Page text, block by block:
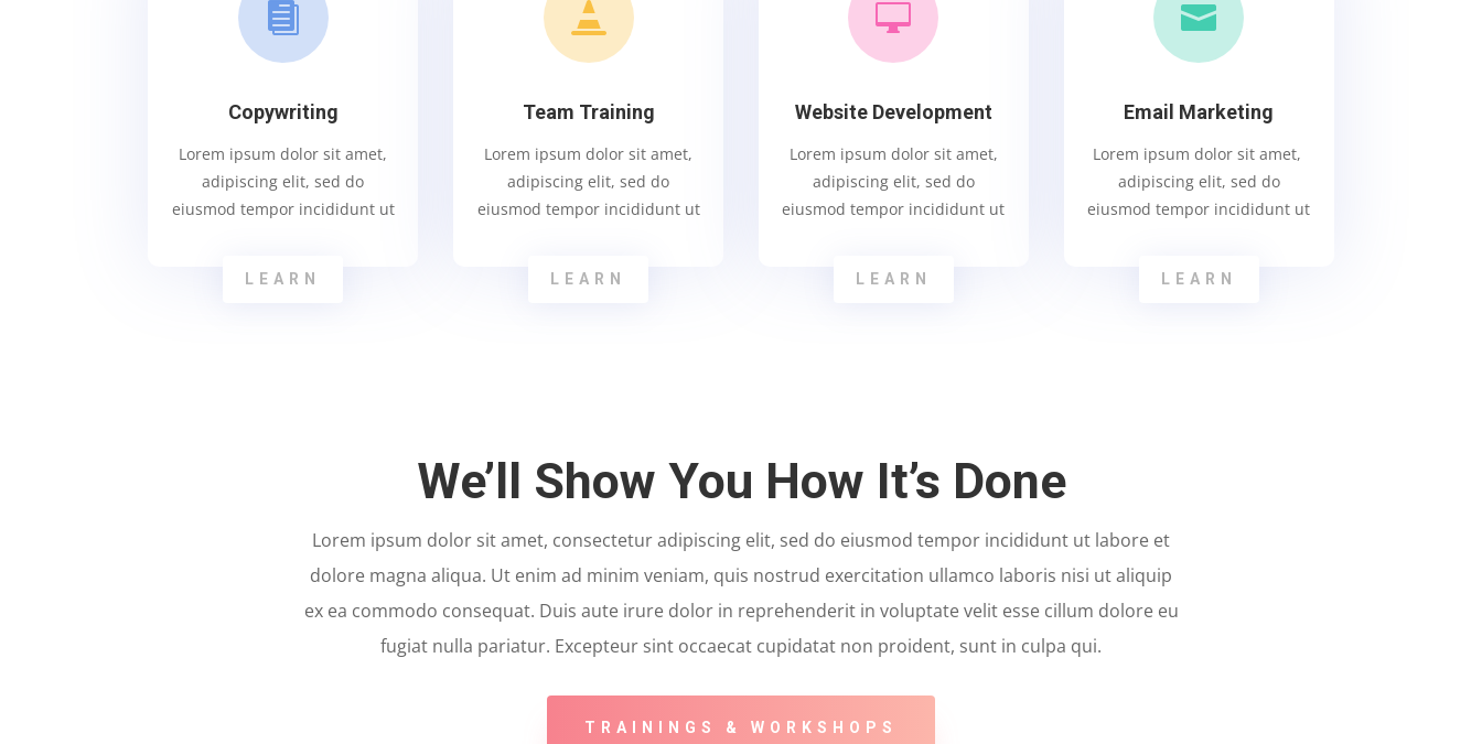

Copywriting
Lorem ipsum dolor sit amet,
adipiscing elit, sed do
eiusmod tempor incididunt ut
LEARN

Team Training
Lorem ipsum dolor sit amet,
adipiscing elit, sed do
eiusmod tempor incididunt ut
LEARN

Website Development
Lorem ipsum dolor sit amet,
adipiscing elit, sed do
eiusmod tempor incididunt ut
LEARN

Email Marketing
Lorem ipsum dolor sit amet,
adipiscing elit, sed do
eiusmod tempor incididunt ut
LEARN
We’ll Show You How It’s Done
Lorem ipsum dolor sit amet, consectetur adipiscing elit, sed do eiusmod tempor incididunt ut labore et
dolore magna aliqua. Ut enim ad minim veniam, quis nostrud exercitation ullamco laboris nisi ut aliquip
ex ea commodo consequat. Duis aute irure dolor in reprehenderit in voluptate velit esse cillum dolore eu
fugiat nulla pariatur. Excepteur sint occaecat cupidatat non proident, sunt in culpa qui.
TRAININGS & WORKSHOPS